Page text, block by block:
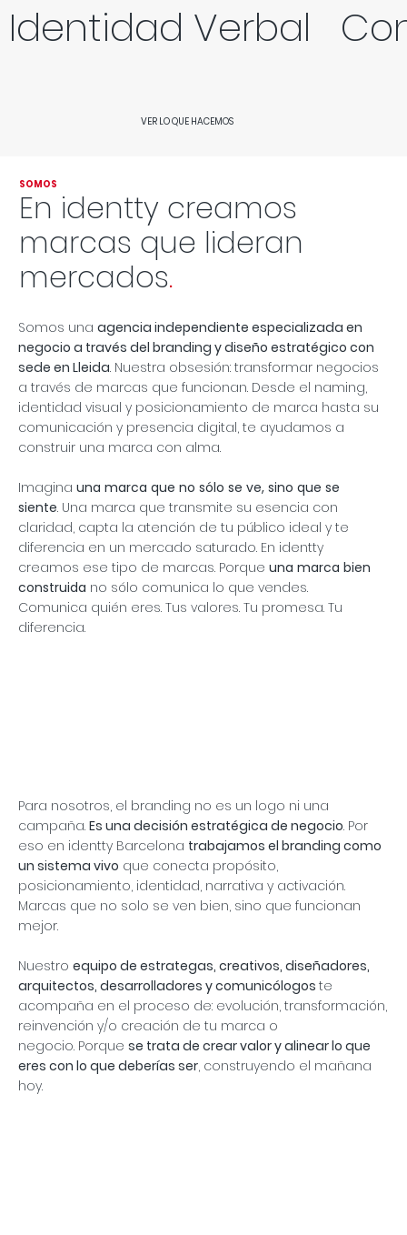
Identidad Verbal
VER LO QUE HACEMOS
SOMOS
En identty creamos
marcas que lideran
mercados.
Somos unaagencia independiente especializada en
negocio a través del branding y diseño estratégico con
sede enLleida. Nuestra obsesión: transformar negocios
a través de marcas que funcionan. Desde el naming,
identidad visual y posicionamiento de marca hasta su
comunicación y presencia digital, te ayudamos a
construir una marca con alma.
Imaginauna marca que no sólo se ve, sino que se
siente. Una marca que transmite su esencia con
claridad, capta la atención de tu público ideal y te
diferencia en un mercado saturado. En identty
creamos ese tipo de marcas. Porqueuna marca bien
construida no sólo comunica lo que vendes.
Comunica quién eres. Tus valores. Tu promesa. Tu
diferencia.
Para nosotros, el branding no es un logo ni una
campaña.Es una decisión estratégica de negocio. Por
eso en identty Barcelona trabajamos el branding como
un sistema vivo que conecta propósito,
posicionamiento, identidad, narrativa y activación.
Marcas que no solo se ven bien, sino que funcionan
mejor.
Nuestroequipo de estrategas, creativos, diseñadores,
arquitectos, desarrolladores y comunicólogoste
acompaña en el proceso de: evolución, transformación,
reinvención y/o creación de tu marca o
negocio. Porquese trata de crear valor y alinear lo que
eres con lo que deberías ser, construyendo el mañana
hoy.